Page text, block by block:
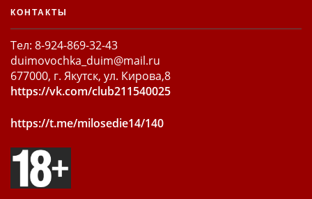
КОНТАКТЫ
Тел: 8-924-869-32-43
duimovochka_duim@mail.ru
677000, г. Якутск, ул. Кирова,8
https://vk.com/club211540025
https://t.me/milosedie14/140